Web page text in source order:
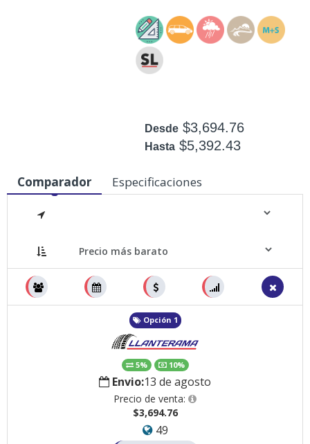
Desde $3,694.76
Hasta $5,392.43
Comparador Especificaciones
Opción 1
5% 10%
Envio:13 de agosto
Precio de venta:
$3,694.76
49